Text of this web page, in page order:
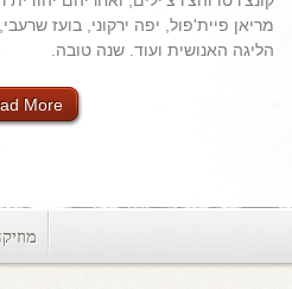
מריאן פיית'פול, יפה ירקוני, בועז שרעבי,
הליגה האנושית ועוד. שנה טובה.
More